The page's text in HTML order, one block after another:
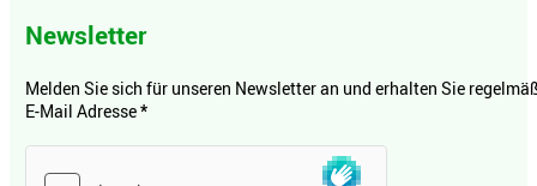
Newsletter
Melden Sie sich für unseren Newsletter an und erhalten Sie
E-Mail Adresse*